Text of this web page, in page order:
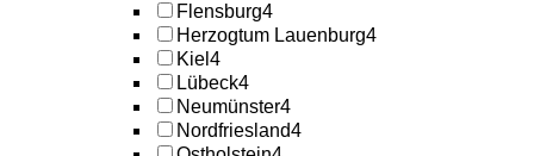
Flensburg4
Herzogtum Lauenburg4
Kiel 4
Lübeck4
Neumünster4
Nordfriesland4